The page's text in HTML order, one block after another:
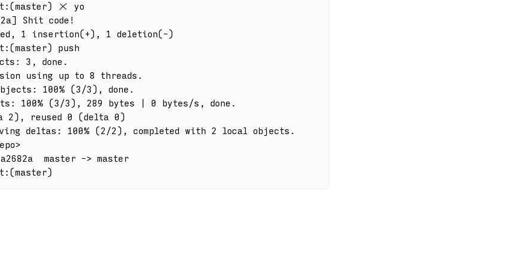
✗ yo
Shit code!
1 insertion(+), 1 deletion(-)
push
3, done.
using up to 8 threads.
100% (3/3), done.
100% (3/3), 289 bytes | 0 bytes/s, done.
2), reused 0 (delta 0)
deltas: 100% (2/2), completed with 2 local objects.
master -> master